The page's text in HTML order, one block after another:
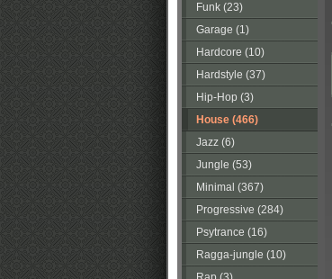
Funk (23)
Garage (1)
Hardcore (10)
Hardstyle (37)
Hip-Hop (3)
House (466)
Jazz (6)
Jungle (53)
Minimal (367)
Progressive (284)
Psytrance (16)
Ragga-jungle (10)